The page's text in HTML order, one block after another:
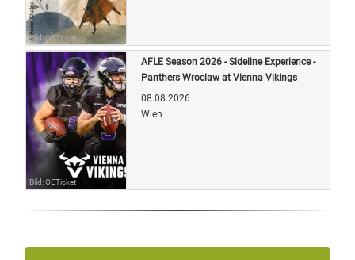
Bild: OETicket
Bild: OETicket
AFLE Season 2026 - Sideline Experience -
Panthers Wroclaw at Vienna Vikings
08.08.2026
Wien